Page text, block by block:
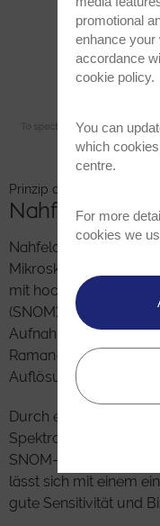
Prinzip der WITec
Nahfeld-
Nahfeld Raman
Mikroskopietechnik,
mit hochauflösender
(SNOM) verbindet.
Aufnahme
Raman-Bilder.
Auflösung von unter
Durch einzigartige
Spektroskopie-
SNOM-Technik des
lässt sich mit einem
gute Sensitivität und
promotional
enhance your
accordance
cookie policy.
You can
which
centre.
For more
cookies we